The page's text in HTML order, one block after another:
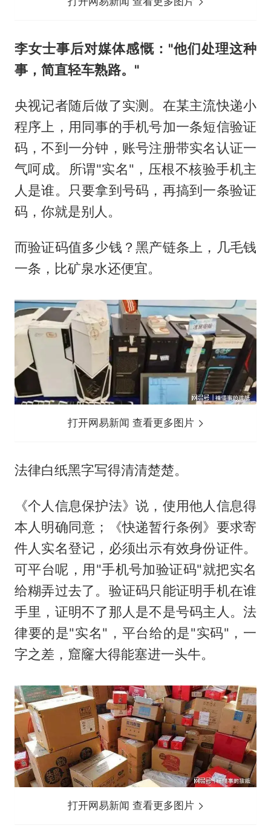
李女士事后对媒体感慨："他们处理这种
事，简直轻车熟路。"
央视记者随后做了实测。在某主流快递小
程序上，用同事的手机号加一条短信验证
码，不到一分钟，账号注册带实名认证一
气呵成。所谓"实名"，压根不核验手机主
人是谁。只要拿到号码，再搞到一条验证
码，你就是别人。
而验证码值多少钱？黑产链条上，几毛钱
一条，比矿泉水还便宜。
打开网易新闻 查看更多图片
法律白纸黑字写得清清楚楚。
《个人信息保护法》说，使用他人信息得
本人明确同意；《快递暂行条例》要求寄
件人实名登记，必须出示有效身份证件。
可平台呢，用"手机号加验证码"就把实名
给糊弄过去了。验证码只能证明手机在谁
手里，证明不了那人是不是号码主人。法
律要的是"实名"，平台给的是"实码"，一
字之差，窟窿大得能塞进一头牛。
打开网易新闻 查看更多图片